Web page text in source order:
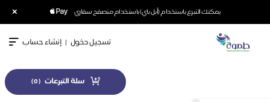
يمكنك التبرع باستخدام (أبل باي) باستخدام متصفح سفاري ×
تسجيل دخول | إنشاء حساب
سلة التبرعات (
0
)